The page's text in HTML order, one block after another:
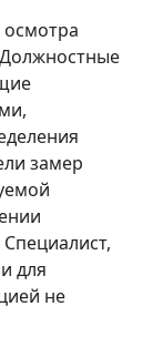
осмотра
замер
для
не